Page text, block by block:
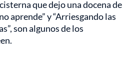
que dejo una docena de
aprende” y “Arriesgando las
son algunos de los